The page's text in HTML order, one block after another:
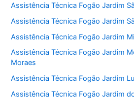
Assistência Técnica Fogão Jardim
Assistência Técnica Fogão Jardim
Assistência Técnica Fogão Jardim
Assistência Técnica Fogão Jardim
Moraes
Assistência Técnica Fogão Jardim
Assistência Técnica Fogão Jardim